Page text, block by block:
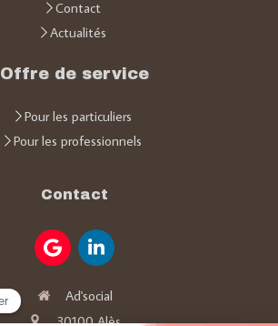
Contact
Actualités
Offre de service
Pour les particuliers
Pour les professionnels
Contact
Ad'social
30100Alès